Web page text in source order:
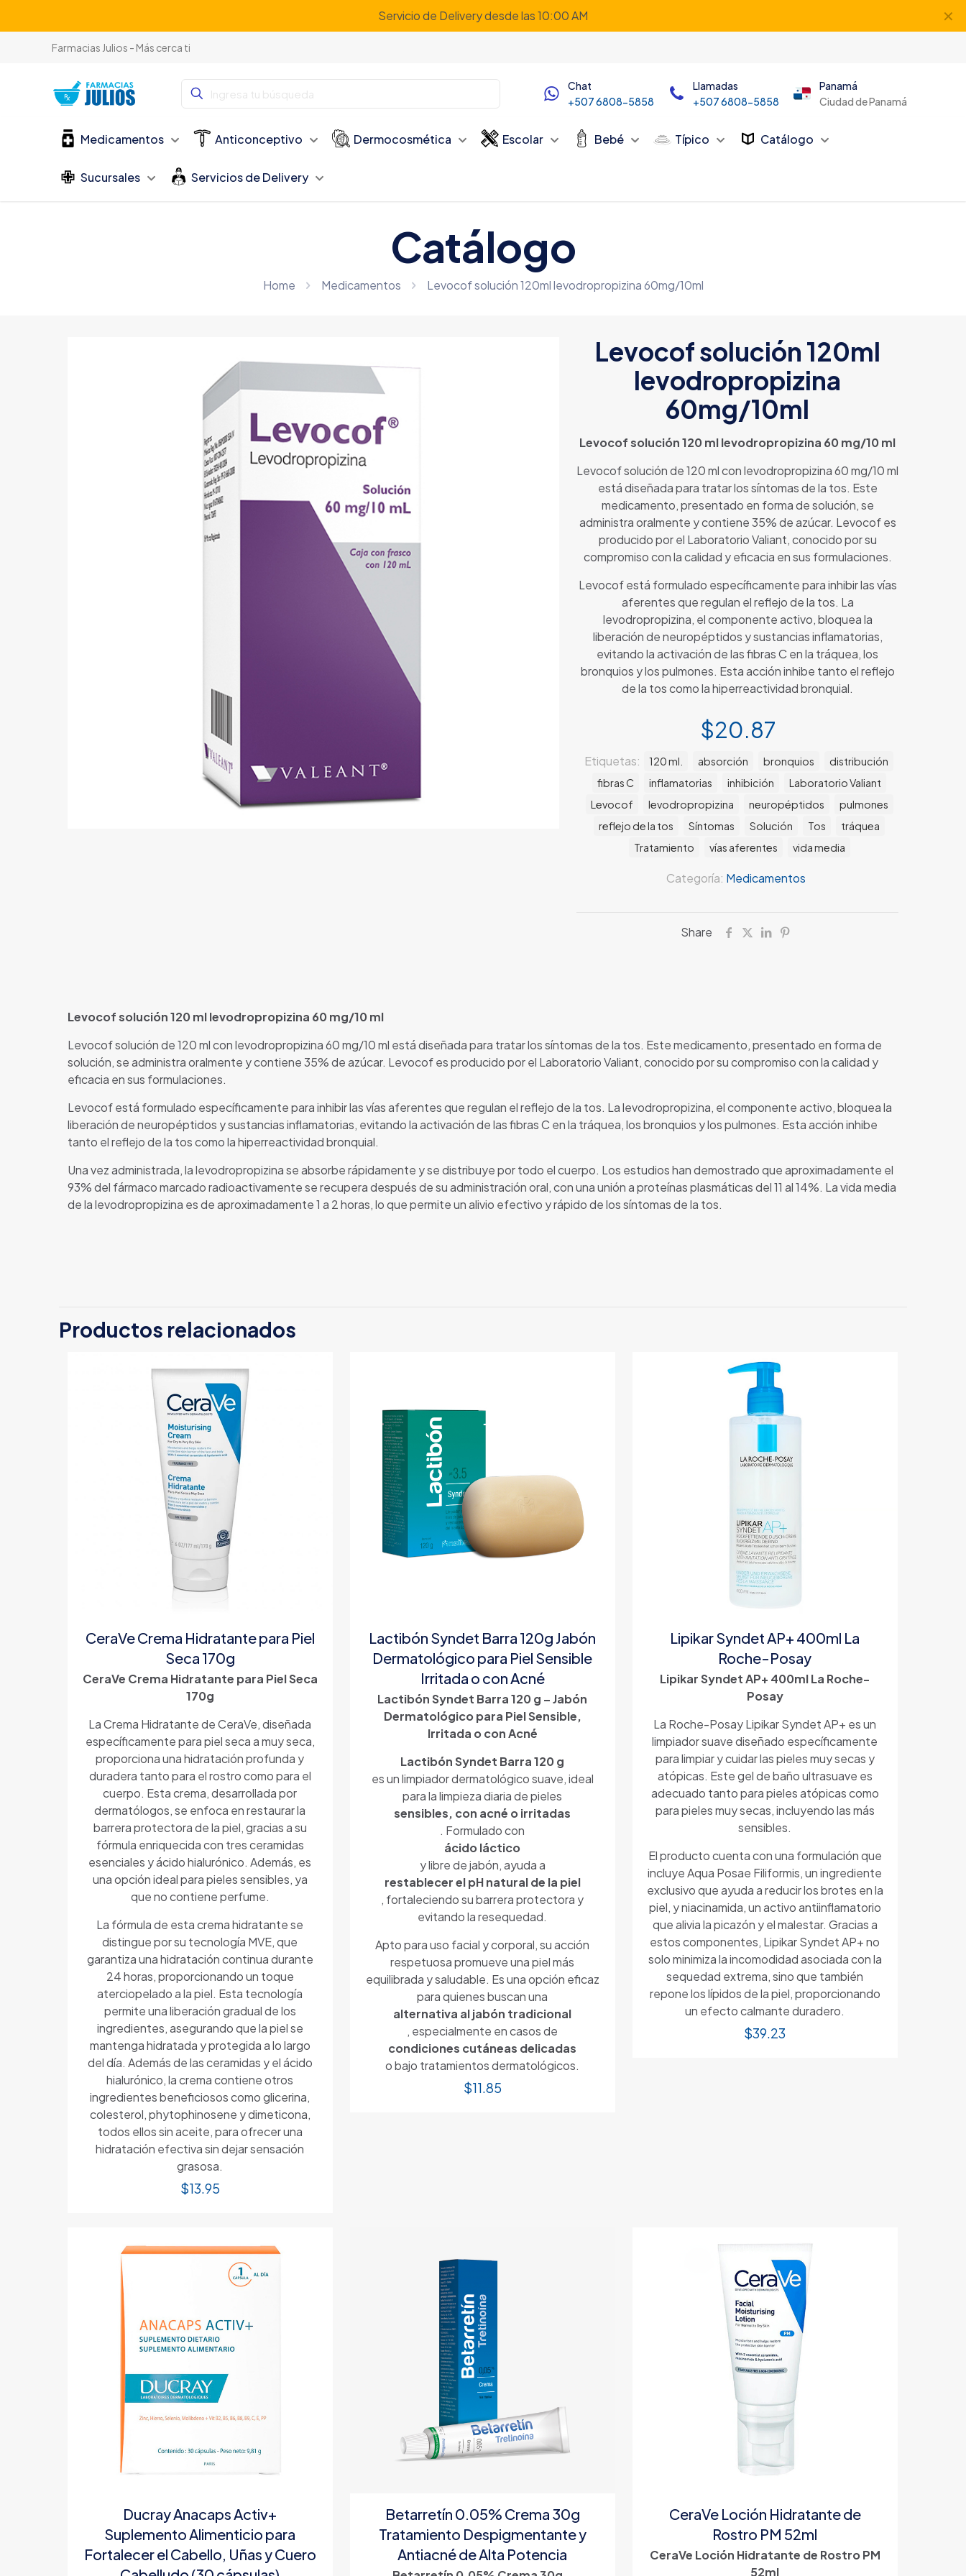
Servicio de Delivery desde las 10:00 AM ✕
Farmacias Julios - Más cerca ti
Chat
+507 6808-5858
Llamadas
+507 6808-5858
Panamá
Ciudad de Panamá
Medicamentos Anticonceptivo Dermocosmética Escolar Bebé Típico Catálogo
Sucursales Servicios de Delivery
Catálogo
Home Medicamentos Levocof solución 120ml levodropropizina 60mg/10ml
Levocof solución 120ml
levodropropizina
60mg/10ml
Levocof solución 120 ml levodropropizina 60 mg/10 ml
Levocof solución de 120 ml con levodropropizina 60 mg/10 ml
está diseñada para tratar los síntomas de la tos. Este
medicamento, presentado en forma de solución, se
administra oralmente y contiene 35% de azúcar. Levocof es
producido por el Laboratorio Valiant, conocido por su
compromiso con la calidad y eficacia en sus formulaciones.
Levocof está formulado específicamente para inhibir las vías
aferentes que regulan el reflejo de la tos. La
levodropropizina, el componente activo, bloquea la
liberación de neuropéptidos y sustancias inflamatorias,
evitando la activación de las fibras C en la tráquea, los
bronquios y los pulmones. Esta acción inhibe tanto el reflejo
de la tos como la hiperreactividad bronquial.
$20.87
Categoría: Medicamentos
Etiquetas: 120 ml. absorción bronquios
distribución
fibras C
inflamatorias inhibición
Laboratorio Valiant
Levocof
levodropropizina neuropéptidos
pulmones
reflejo de la tos
Síntomas Solución Tos
tráquea
Tratamiento
vías aferentes vida media
Share
Levocof solución 120 ml levodropropizina 60 mg/10 ml
Levocof solución de 120 ml con levodropropizina 60 mg/10 ml está diseñada para tratar los síntomas de la tos. Este medicamento, presentado en forma de
solución, se administra oralmente y contiene 35% de azúcar. Levocof es producido por el Laboratorio Valiant, conocido por su compromiso con la calidad y
eficacia en sus formulaciones.
Levocof está formulado específicamente para inhibir las vías aferentes que regulan el reflejo de la tos. La levodropropizina, el componente activo, bloquea la
liberación de neuropéptidos y sustancias inflamatorias, evitando la activación de las fibras C en la tráquea, los bronquios y los pulmones. Esta acción inhibe
tanto el reflejo de la tos como la hiperreactividad bronquial.
Una vez administrada, la levodropropizina se absorbe rápidamente y se distribuye por todo el cuerpo. Los estudios han demostrado que aproximadamente el
93% del fármaco marcado radioactivamente se recupera después de su administración oral, con una unión a proteínas plasmáticas del 11 al 14%. La vida media
de la levodropropizina es de aproximadamente 1 a 2 horas, lo que permite un alivio efectivo y rápido de los síntomas de la tos.
Productos relacionados
CeraVe Crema Hidratante para Piel
Seca 170g
CeraVe Crema Hidratante para Piel Seca
170g
La Crema Hidratante de CeraVe, diseñada
específicamente para piel seca a muy seca,
proporciona una hidratación profunda y
duradera tanto para el rostro como para el
cuerpo. Esta crema, desarrollada por
dermatólogos, se enfoca en restaurar la
barrera protectora de la piel, gracias a su
fórmula enriquecida con tres ceramidas
esenciales y ácido hialurónico. Además, es
una opción ideal para pieles sensibles, ya
que no contiene perfume.
La fórmula de esta crema hidratante se
distingue por su tecnología MVE, que
garantiza una hidratación continua durante
24 horas, proporcionando un toque
aterciopelado a la piel. Esta tecnología
permite una liberación gradual de los
ingredientes, asegurando que la piel se
mantenga hidratada y protegida a lo largo
del día. Además de las ceramidas y el ácido
hialurónico, la crema contiene otros
ingredientes beneficiosos como glicerina,
colesterol, phytophinosene y dimeticona,
todos ellos sin aceite, para ofrecer una
hidratación efectiva sin dejar sensación
grasosa.
$13.95
Lactibón Syndet Barra 120g Jabón
Dermatológico para Piel Sensible
Irritada o con Acné
Lactibón Syndet Barra 120 g – Jabón
Dermatológico para Piel Sensible,
Irritada o con Acné
Lactibón Syndet Barra 120 g
es un limpiador dermatológico suave, ideal
para la limpieza diaria de pieles
sensibles, con acné o irritadas
. Formulado con
ácido láctico
y libre de jabón, ayuda a
restablecer el pH natural de la piel
, fortaleciendo su barrera protectora y
evitando la resequedad.
Apto para uso facial y corporal, su acción
respetuosa promueve una piel más
equilibrada y saludable. Es una opción eficaz
para quienes buscan una
alternativa al jabón tradicional
, especialmente en casos de
condiciones cutáneas delicadas
o bajo tratamientos dermatológicos.
$11.85
Lipikar Syndet AP+ 400ml La
Roche-Posay
Lipikar Syndet AP+ 400ml La Roche-
Posay
La Roche-Posay Lipikar Syndet AP+ es un
limpiador suave diseñado específicamente
para limpiar y cuidar las pieles muy secas y
atópicas. Este gel de baño ultrasuave es
adecuado tanto para pieles atópicas como
para pieles muy secas, incluyendo las más
sensibles.
El producto cuenta con una formulación que
incluye Aqua Posae Filiformis, un ingrediente
exclusivo que ayuda a reducir los brotes en la
piel, y niacinamida, un activo antiinflamatorio
que alivia la picazón y el malestar. Gracias a
estos componentes, Lipikar Syndet AP+ no
solo minimiza la incomodidad asociada con la
sequedad extrema, sino que también
repone los lípidos de la piel, proporcionando
un efecto calmante duradero.
$39.23
Ducray Anacaps Activ+
Suplemento Alimenticio para
Fortalecer el Cabello, Uñas y Cuero
Betarretín 0.05% Crema 30g
Tratamiento Despigmentante y
Antiacné de Alta Potencia
CeraVe Loción Hidratante de
Rostro PM 52ml
CeraVe Loción Hidratante de Rostro PM
52ml